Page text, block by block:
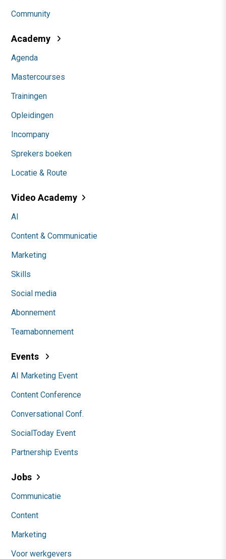
Community
Academy
Agenda
Mastercourses
Trainingen
Opleidingen
Incompany
Sprekers boeken
Locatie & Route
Video Academy
AI
Content & Communicatie
Marketing
Skills
Social media
Abonnement
Teamabonnement
Events
AI Marketing Event
Content Conference
Conversational Conf.
SocialToday Event
Partnership Events
Jobs
Communicatie
Content
Marketing
Voor werkgevers